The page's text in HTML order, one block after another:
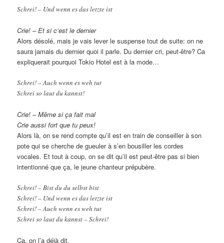
Schrei! – Und wenn es das letzte ist
Crie! – Et si c’est le dernier
Alors désolé, mais je vais lever le suspense tout de suite: on ne
saura jamais du dernier quoi il parle. Du dernier cri, peut-être? Ca
expliquerait pourquoi Tokio Hotel est à la mode…
Schrei! – Auch wenn es weh tut
Schrei so laut du kannst!
Crie! – Même si ça fait mal
Crie aussi fort que tu peux!
Alors là, on se rend compte qu’il est en train de conseiller à son
pote qui se cherche de gueuler à s’en bousiller les cordes
vocales. Et tout à coup, on se dit qu’il est peut-être pas si bien
intentionné que ça, le jeune chanteur prépubère.
Schrei! – Bist du du selbst bist
Schrei! – Und wenn es das letzte ist
Schrei! – Auch wenn es weh tut
Schrei so laut du kannst – Schrei!
Ca, on l’a déjà dit.